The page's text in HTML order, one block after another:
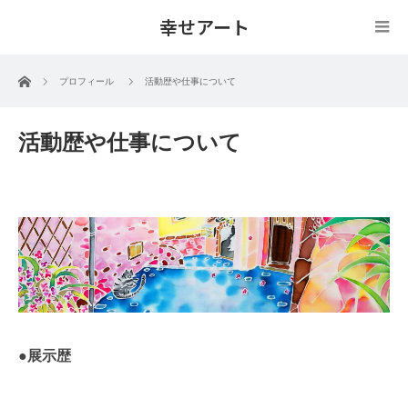
幸せアート
ホーム プロフィール 活動歴や仕事について
活動歴や仕事について
●展示歴